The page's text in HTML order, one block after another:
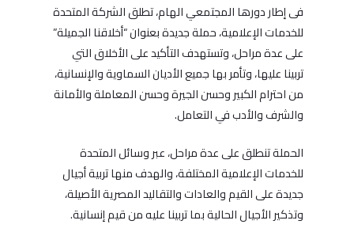
فى إطار دورها المجتمعي الهام، تطلق الشركة المتحدة
للخدمات الإعلامية، حملة جديدة بعنوان “أخلاقنا الجميلة”
على عدة مراحل، وتستهدف التأكيد على الأخلاق التي
تربينا عليها، وتأمر بها جميع الأديان السماوية والإنسانية،
من احترام الكبير وحسن الجيرة وحسن المعاملة والأمانة
والشرف والأدب في التعامل.
الحملة تنطلق على عدة مراحل، عبر وسائل المتحدة
للخدمات الإعلامية المختلفة، والهدف منها تربية أجيال
جديدة على القيم والعادات والتقاليد المصرية الأصيلة،
وتذكير الأجيال الحالية بما تربينا عليه من قيم إنسانية.